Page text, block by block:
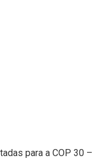
para a COP 30 –